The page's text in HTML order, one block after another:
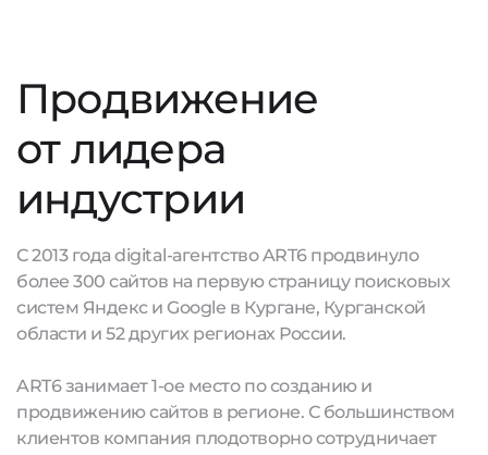
Продвижение
от лидера
индустрии
С 2013 года digital-агентство ART6 продвинуло
более 300 сайтов на первую страницу поисковых
систем Яндекс и Google в Кургане, Курганской
области и 52 других регионах России.
ART6 занимает 1-ое место по созданию и
продвижению сайтов в регионе. С большинством
клиентов компания плодотворно сотрудничает